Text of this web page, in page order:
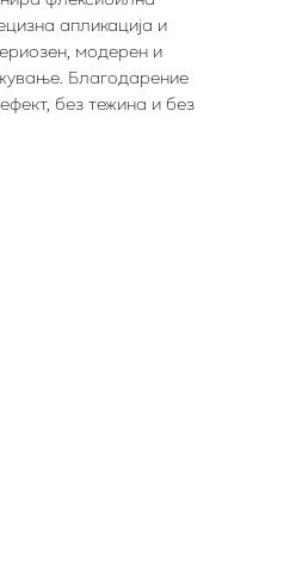
апликација и
модерен и
Благодарение
без тежина и без